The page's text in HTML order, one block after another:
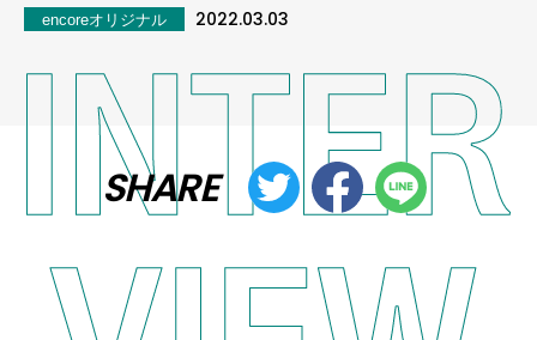
encoreオリジナル 2022.03.03
SHARE